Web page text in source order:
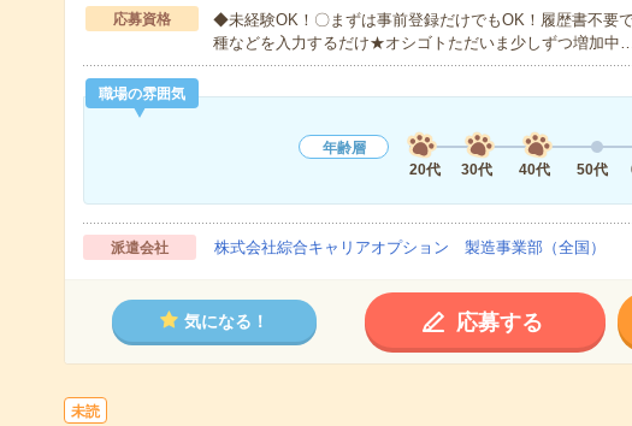
応募資格
◆未経験OK！〇まずは事前登録だけでもOK！履歴書不要
種などを入力するだけ★オシゴトただいま少しずつ増加中
職場の雰囲気
年齢層
20代
30代 40代 50代
派遣会社 株式会社綜合キャリアオプション 製造事業部（全国）
気になる！ 応募する
未読